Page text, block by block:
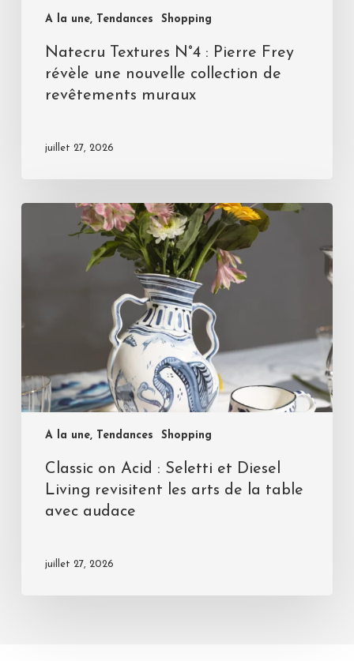
A la une, Tendances Shopping
Natecru Textures N°4 : Pierre Frey
révèle une nouvelle collection de
revêtements muraux
juillet 27, 2026
A la une, Tendances Shopping
Classic on Acid : Seletti et Diesel
Living revisitent les arts de la table
avec audace
juillet 27, 2026